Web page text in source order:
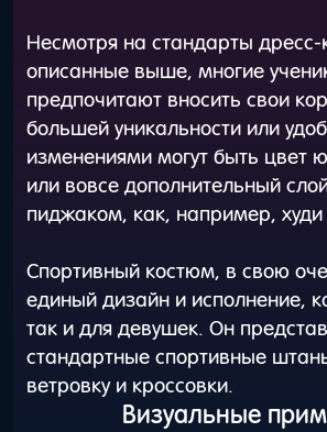
Несмотря на стандарты дресс-
описанные выше, многие
предпочитают вносить свои
большей уникальности или
изменениями могут быть цвет
или вовсе дополнительный
пиджаком, как, например, худи
Спортивный костюм, в свою
единый дизайн и исполнение,
так и для девушек. Он
стандартные спортивные
ветровку и кроссовки.
Визуальные